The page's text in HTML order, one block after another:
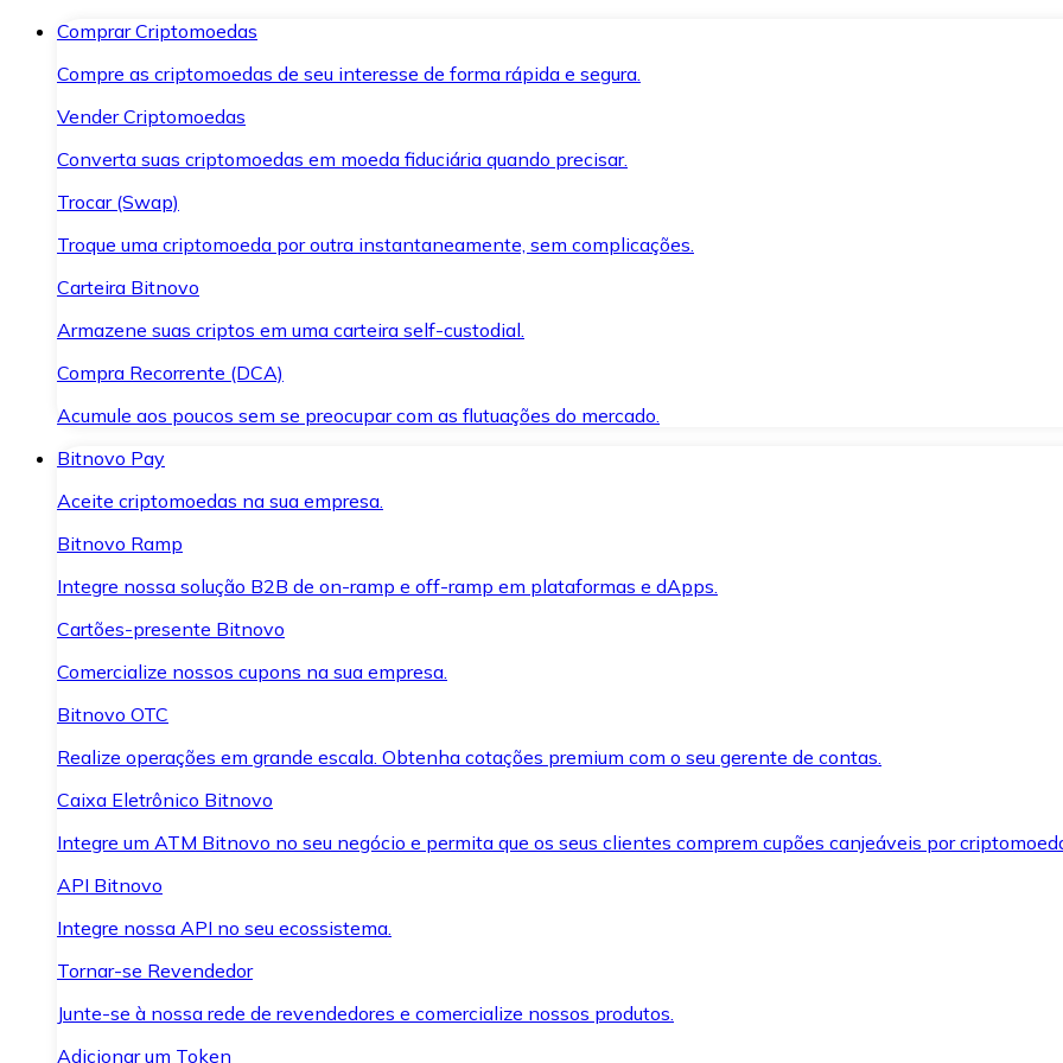
Comprar Criptomoedas
Compre as criptomoedas de seu interesse de forma rápida e segura.
Vender Criptomoedas
Converta suas criptomoedas em moeda fiduciária quando precisar.
Trocar (Swap)
Troque uma criptomoeda por outra instantaneamente, sem complicações.
Carteira Bitnovo
Armazene suas criptos em uma carteira self-custodial.
Compra Recorrente (DCA)
Acumule aos poucos sem se preocupar com as flutuações do mercado.
Bitnovo Pay
Aceite criptomoedas na sua empresa.
Bitnovo Ramp
Integre nossa solução B2B de on-ramp e off-ramp em plataformas e dApps.
Cartões-presente Bitnovo
Comercialize nossos cupons na sua empresa.
Bitnovo OTC
Realize operações em grande escala. Obtenha cotações premium com o seu gerente de contas.
Caixa Eletrônico Bitnovo
Integre um ATM Bitnovo no seu negócio e permita que os seus clientes comprem cupões canjeáveis por
API Bitnovo
Integre nossa API no seu ecossistema.
Tornar-se Revendedor
Junte-se à nossa rede de revendedores e comercialize nossos produtos.
Adicionar um Token